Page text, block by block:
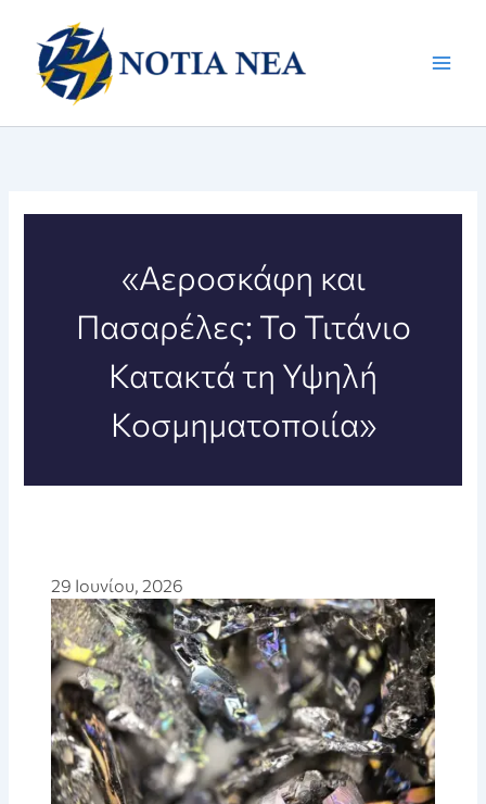
περιεχόμενο
«Αεροσκάφη και
Πασαρέλες: Το Τιτάνιο
Κατακτά τη Υψηλή
Κοσμηματοποιία»
29 Ιουνίου, 2026